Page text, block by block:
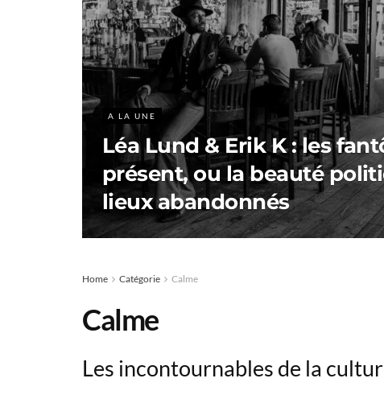
A LA UNE
Léa Lund & Erik K : les
présent, ou la beauté
lieux abandonnés
Home Catégorie Calme
Calme
Les incontournables de la